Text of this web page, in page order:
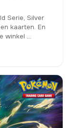
Serie, Silver
kaarten. En
winkel …